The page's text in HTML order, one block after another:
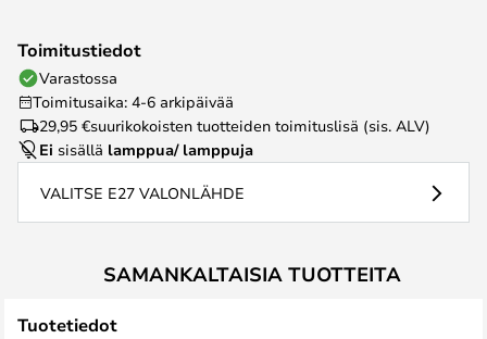
Toimitustiedot
Varastossa
Toimitusaika: 4-6 arkipäivää
29,95 €suurikokoisten tuotteiden toimituslisä (sis. ALV)
Ei sisällä lamppua/ lamppuja
VALITSE E27 VALONLÄHDE
SAMANKALTAISIA TUOTTEITA
Tuotetiedot